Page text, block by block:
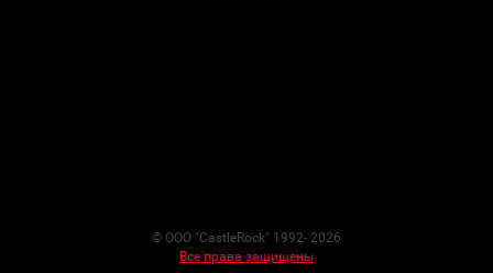
© ООО "CastleRock" 1992- 2026
Все права защищены